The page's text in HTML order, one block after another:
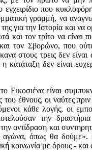
εγχειρίδιο που
γραμμή, να
για την Ιστορία και
και τον τρίτο να είναι
τον Σβορώνο, που ούτε
στους τρεις δεν
κατάταξη δεν είναι
Εικοσιένα είναι
του έθνους, οι ναύτες
κάθε λογής, οι
την
αντίδραση και
αγώνα, ό­πως θα
κοινωνία με όρους -